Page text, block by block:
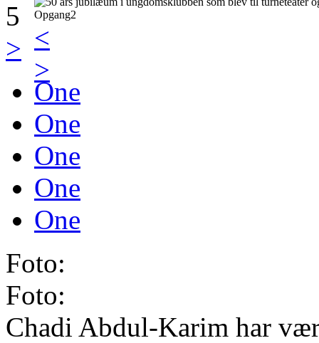
<
>
5
>
One
One
One
One
One
Foto:
Foto:
Chadi Abdul-Karim har